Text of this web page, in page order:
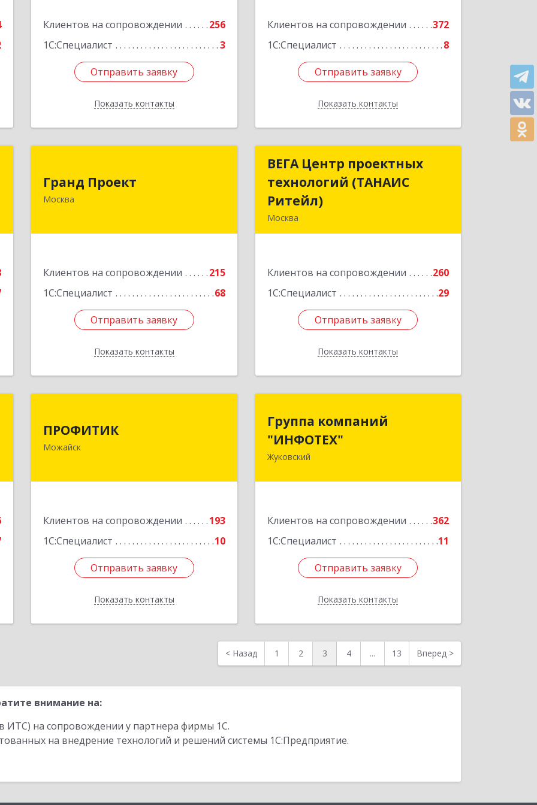
Клиентов на сопровождении
256
1С:Специалист
3
Отправить заявку
Показать контакты
Отправить заявку
Назад
Клиентов на сопровождении
372
1С:Специалист
8
Отправить заявку
Показать контакты
Отправить заявку
Назад
Гранд Проект
Москва
Клиентов на сопровождении
215
1С:Специалист
68
Отправить заявку
Показать контакты
111033, Москва г, Золоторожский Вал
Подробнее
Отправить заявку
Назад
ВЕГА Центр проектных
технологий (ТАНАИС
Ритейл)
Москва
Клиентов на сопровождении
260
1С:Специалист
29
Отправить заявку
Показать контакты
ВЕГА Центр проектных
технологий (ТАНАИС
Подробнее
Отправить заявку
Назад
ПРОФИТИК
Можайск
Клиентов на сопровождении
193
1С:Специалист
10
Отправить заявку
Показать контакты
р-н, Можайск г, Молодежная ул, дом
Отправить заявку
Назад
Группа компаний
"ИНФОТЕХ"
Жуковский
Клиентов на сопровождении
362
1С:Специалист
11
Отправить заявку
Показать контакты
Группа компаний
"ИНФОТЕХ"
140180, Московская обл, Жуковский г,
Отправить заявку
Назад
< Назад 1 2 3 4 ... 13 Вперед >
внимание на:
ИТС) на сопровождении у партнера фирмы 1С.
на внедрение технологий и решений системы 1С:Предприятие.